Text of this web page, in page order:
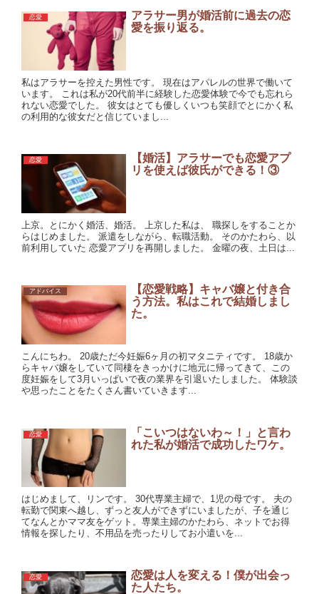
恋愛
アラサー男が婚活前に過去の恋
愛を振り返る。
私はアラサーを控えた男性です。 現在はアパレルの世界で働いて
います。 これは私が20代前半に経験した恋愛体験で今でも忘れら
れない恋愛でした。 彼女はとても優しくいつも笑顔でとにかく私
の利用的な彼女だと信じていまし...
恋愛
【婚活】アラサーでも恋愛アプ
リを使えば彼氏ができる！③
上京。とにかく婚活、婚活。 上京した私は、 職探しをすることか
らはじめました。 派遣をしながら、転職活動。 そのかたわら、以
前利用していた 恋愛アプリを再開しました。 金曜の夜、土日は...
アドバイス
【恋愛戦略】キャバ嬢と付き合
う方法。私はこれで結婚しまし
た。
こんにちわ。 20歳ただ今妊娠6ヶ月の初マタニティです。 18歳か
らキャバ嬢をしていて同棲をきっかけに地元に帰ってきて、この
度妊娠をして3月いっぱいで夜の業界を引退いたしました。 体験談
や思ったことをたくさん書いていきます...
恋愛
「こいつはないわ～！」と言わ
れた私が婚活で成功したワケ。
はじめまして、リンです。 30代専業主婦で、1児の母です。 夫の
転勤で関東へ越し、ずっと友人ができずにいましたが、子を通じ
てなんとかママ友をゲット。専業主婦のかたわら、ネットでお得
情報を探したり、不用品を売ったりしてお小遣いを...
恋愛
恋愛は人を変える！僕が出会っ
た人たち。